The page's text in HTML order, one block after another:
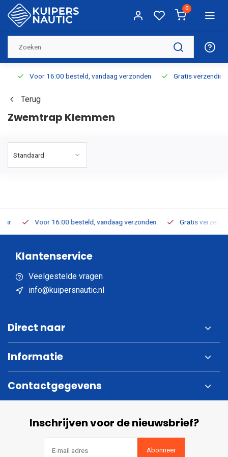
0
Voor 16:00 besteld, vandaag verzonden Gratis verzending
Terug
Zwemtrap Klemmen
Voor 16:00 besteld, vandaag verzonden Gratis verzending
Klantenservice
Veelgestelde vragen
info@kuipersnautic.nl
Direct naar
Informatie
Contactgegevens
Inschrijven voor de nieuwsbrief?
Abonneer